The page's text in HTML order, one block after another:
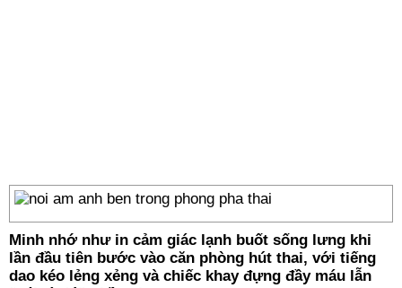
Minh nhớ như in cảm giác lạnh buốt sống lưng khi
lần đầu tiên bước vào căn phòng hút thai, với tiếng
dao kéo lẻng xẻng và chiếc khay đựng đầy máu lẫn